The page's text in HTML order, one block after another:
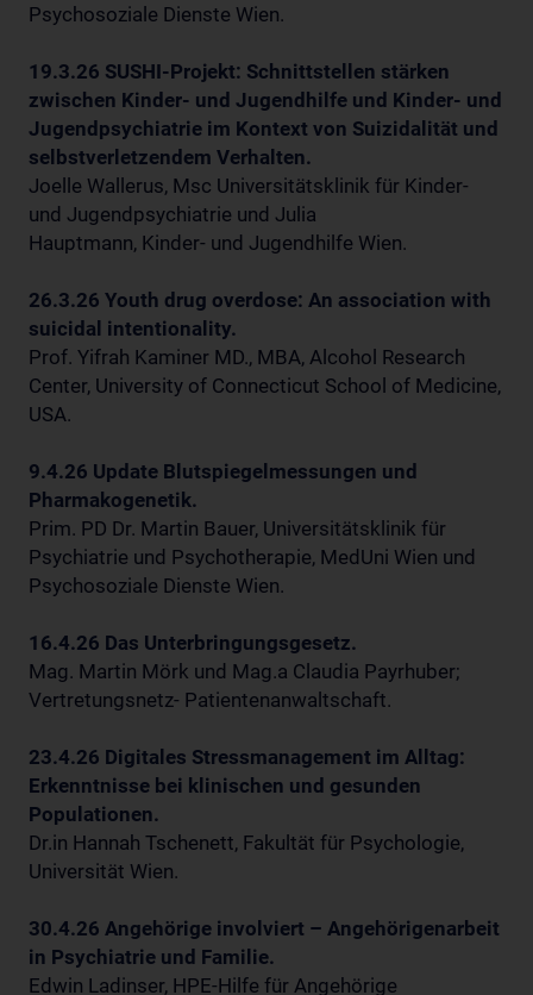
Psychosoziale Dienste Wien.
19.3.26 SUSHI-Projekt: Schnittstellen stärken
zwischen Kinder- und Jugendhilfe und Kinder- und
Jugendpsychiatrie im Kontext von Suizidalität und
selbstverletzendem Verhalten.
Joelle Wallerus, Msc Universitätsklinik für Kinder-
und Jugendpsychiatrie und Julia
Hauptmann, Kinder- und Jugendhilfe Wien.
26.3.26 Youth drug overdose: An association with
suicidal intentionality.
Prof. Yifrah Kaminer MD., MBA, Alcohol Research
Center, University of Connecticut School of Medicine,
USA.
9.4.26 Update Blutspiegelmessungen und
Pharmakogenetik.
Prim. PD Dr. Martin Bauer, Universitätsklinik für
Psychiatrie und Psychotherapie, MedUni Wien und
Psychosoziale Dienste Wien.
16.4.26 Das Unterbringungsgesetz.
Mag. Martin Mörk und Mag.a Claudia Payrhuber;
Vertretungsnetz- Patientenanwaltschaft.
23.4.26 Digitales Stressmanagement im Alltag:
Erkenntnisse bei klinischen und gesunden
Populationen.
Dr.in Hannah Tschenett, Fakultät für Psychologie,
Universität Wien.
30.4.26 Angehörige involviert – Angehörigenarbeit
in Psychiatrie und Familie.
Edwin Ladinser, HPE-Hilfe für Angehörige